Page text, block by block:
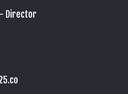
Director